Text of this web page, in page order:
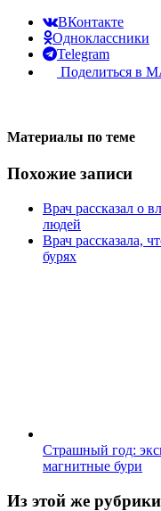
ВКонтакте
Одноклассники
Telegram
Поделиться в
Материалы по теме
Похожие записи
Врач рассказал о
людей
Врач рассказала,
бурях
Страшный год:
магнитные бури
Из этой же рубрики